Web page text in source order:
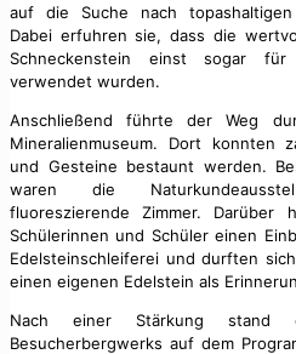
auf die Suche nach
Dabei erfuhren sie, dass die
Schneckenstein einst sogar für
verwendet wurden.
Anschließend führte der Weg
Mineralienmuseum. Dort konnten
und Gesteine bestaunt werden.
waren die
fluoreszierende Zimmer. Darüber
Schülerinnen und Schüler einen
Edelsteinschleiferei und durften
einen eigenen Edelstein als
Nach einer Stärkung stand
Besucherbergwerks auf dem